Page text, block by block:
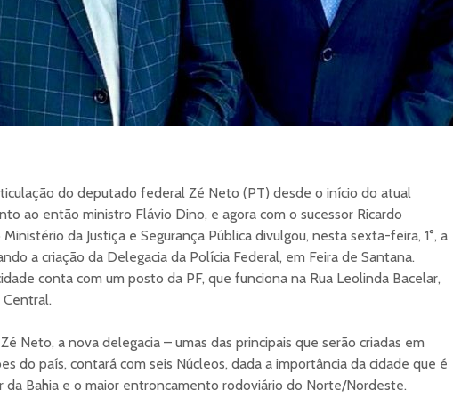
do deputado federal Zé Neto (PT) desde o início do atual
ao então ministro Flávio Dino, e agora com o sucessor Ricardo
da Justiça e Segurança Pública divulgou, nesta sexta-feira, 1°, a
a criação da Delegacia da Polícia Federal, em Feira de Santana.
conta com um posto da PF, que funciona na Rua Leolinda Bacelar,
Neto, a nova delegacia – umas das principais que serão criadas em
do país, contará com seis Núcleos, dada a importância da cidade que é
da Bahia e o maior entroncamento rodoviário do Norte/Nordeste.